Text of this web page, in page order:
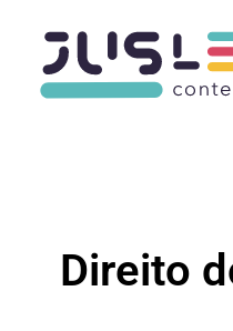
Direito